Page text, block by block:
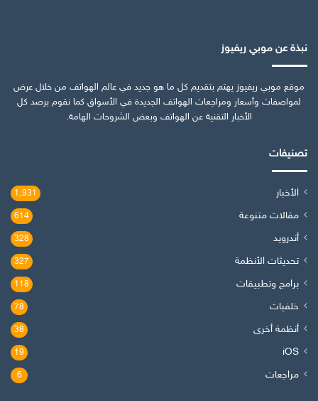
نبذة عن موبي ريفيوز
موقع موبي ريفيوز يهتم بتقديم كل ما هو جديد في عالم الهواتف من خلال عرض
لمواصفات وأسعار ومراجعات الهواتف الجديدة في الأسواق كما نقوم برصد كل
الأخبار التقنية عن الهواتف وبعض الشروحات الهامة.
تصنيفات
الأخبار 1٬931
مقالات متنوعة 614
أندرويد 328
تحديثات الأنظمة 327
برامج وتطبيقات 118
خلفيات 78
أنظمة أخرى 38
iOS
19
مراجعات 6